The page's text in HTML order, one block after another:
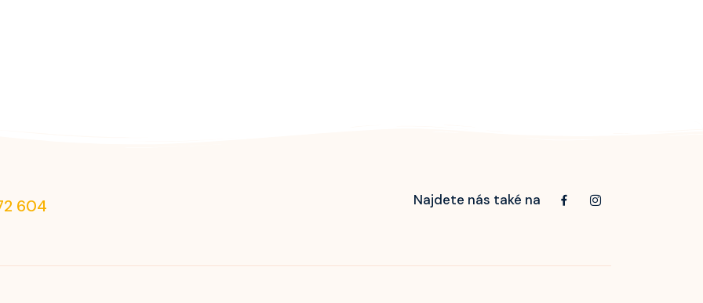
604 Najdete nás také na